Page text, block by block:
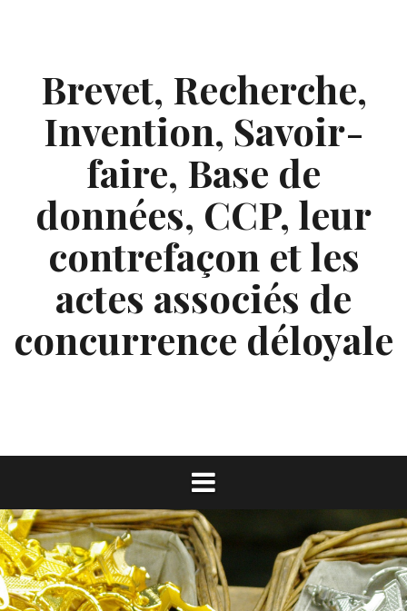
Brevet, Recherche,
Invention, Savoir-
faire, Base de
données, CCP, leur
contrefaçon et les
actes associés de
concurrence déloyale